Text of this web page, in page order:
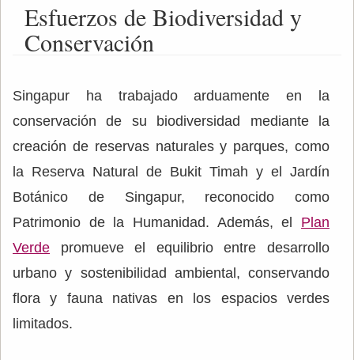
Esfuerzos de Biodiversidad y
Conservación
Singapur ha trabajado arduamente en la
conservación de su biodiversidad mediante la
creación de reservas naturales y parques, como
la Reserva Natural de Bukit Timah y el Jardín
Botánico de Singapur, reconocido como
Patrimonio de la Humanidad. Además, el Plan
Verde promueve el equilibrio entre desarrollo
urbano y sostenibilidad ambiental, conservando
flora y fauna nativas en los espacios verdes
limitados.